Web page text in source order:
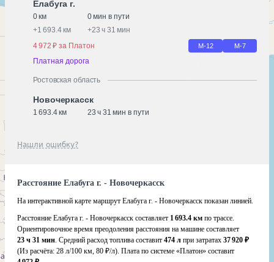
Елабуга г.
0 км
0 мин в пути
+1 693.4 км +23 ч 31 мин
4 972 ₽ за Платон
М-12 М-7
Платная дорога
Ростовская область
Новочеркасск
1 693.4 км 23 ч 31 мин в пути
Нашли ошибку?
Расстояние Елабуга г. - Новочеркасск
На интерактивной карте маршрут Елабуга г. - Новочеркасск показан линией.
Расстояние Елабуга г. - Новочеркасск составляет 1 693.4 км по трассе.
Ориентировочное время преодоления расстояния на машине составляет
23 ч 31 мин. Средний расход топлива составит 474 л при затратах 37 920 ₽
(Из расчёта: 28 л/100 км, 80 ₽/л). Плата по системе «Платон» составит